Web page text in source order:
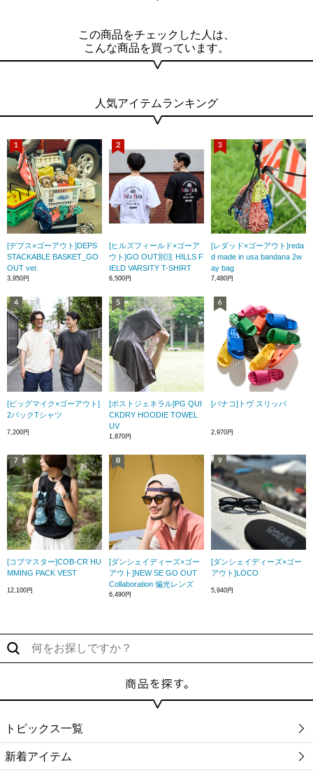
この商品をチェックした人は、
こんな商品を買っています。
人気アイテムランキング
[デプス×ゴーアウト]DEPS
STACKABLE BASKET_GO
OUT ver.
3,950円
[ヒルズフィールド×ゴーア
ウト]GO OUT別注 HILLS F
IELD VARSITY T-SHIRT
6,500円
[レダッド×ゴーアウト]reda
d made in usa bandana 2w
ay bag
7,480円
[ビッグマイク×ゴーアウト]
2パックTシャツ
7,200円
[ポストジェネラル]PG QUI
CKDRY HOODIE TOWEL
UV
1,870円
[バナコ]トヴ スリッパ
2,970円
[コブマスター]COB-CR HU
MMING PACK VEST
12,100円
[ダンシェイディーズ×ゴー
アウト]NEW SE GO OUT
Collaboration 偏光レンズ
6,490円
[ダンシェイディーズ×ゴー
アウト]LOCO
5,940円
トピックス一覧
新着アイテム